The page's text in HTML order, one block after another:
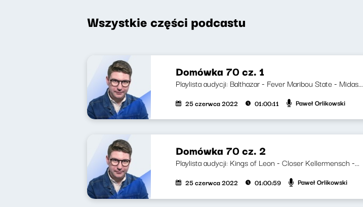
Wszystkie części podcastu
Domówka 70 cz. 1
Playlista audycji: Balthazar - Fever Maribou State - Midas...
25 czerwca 2022 01:00:11 Paweł Orlikowski
Domówka 70 cz. 2
Playlista audycji: Kings of Leon - Closer Kellermensch -...
25 czerwca 2022 01:00:59 Paweł Orlikowski